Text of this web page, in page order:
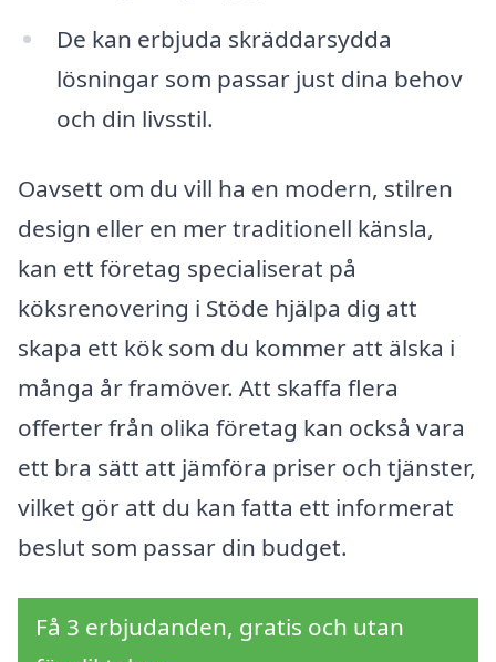
De kan erbjuda skräddarsydda
lösningar som passar just dina behov
och din livsstil.
Oavsett om du vill ha en modern, stilren
design eller en mer traditionell känsla,
kan ett företag specialiserat på
köksrenovering i Stöde hjälpa dig att
skapa ett kök som du kommer att älska i
många år framöver. Att skaffa flera
offerter från olika företag kan också vara
ett bra sätt att jämföra priser och tjänster,
vilket gör att du kan fatta ett informerat
beslut som passar din budget.
Få 3 erbjudanden, gratis och utan